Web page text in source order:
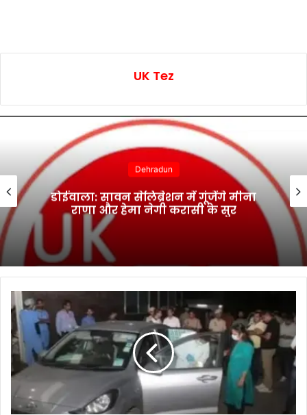
UK Tez
Dehradun
डोईवाला: सावन सेलिब्रेशन में गूंजेंगे मीना
राणा और हेमा नेगी करासी के सुर